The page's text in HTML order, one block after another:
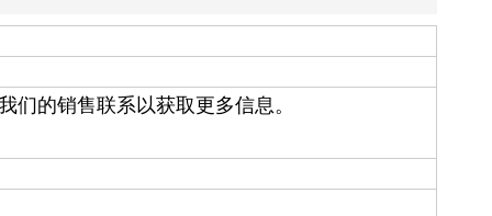
们的销售联系以获取更多信息。